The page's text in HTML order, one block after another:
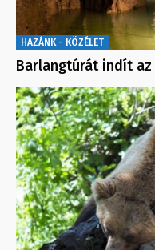
HAZÁNK - KÖZÉLET
Barlangtúrát indít